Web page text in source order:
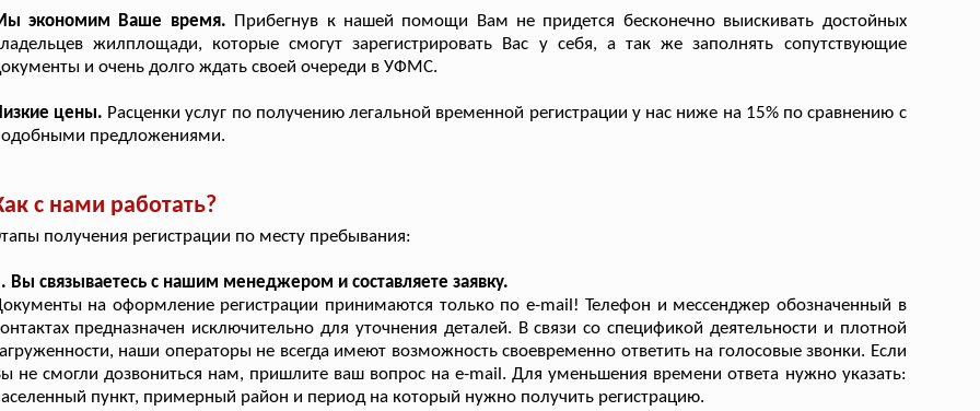
экономим Ваше время. Прибегнув к нашей помощи Вам не придется бесконечно выискивать достойных
жилплощади, которые смогут зарегистрировать Вас у себя, а так же заполнять сопутствующие
и очень долго ждать своей очереди в УФМС.
цены. Расценки услуг по получению легальной временной регистрации у нас ниже на 15% по сравнению с
предложениями.
с нами работать?
получения регистрации по месту пребывания:
Вы связываетесь с нашим менеджером и составляете заявку.
на оформление регистрации принимаются только по e-mail! Телефон и мессенджер обозначенный в
предназначен исключительно для уточнения деталей. В связи со спецификой деятельности и плотной
наши операторы не всегда имеют возможность своевременно ответить на голосовые звонки. Если
не смогли дозвониться нам, пришлите ваш вопрос на e-mail. Для уменьшения времени ответа нужно указать:
пункт, примерный район и период на который нужно получить регистрацию.